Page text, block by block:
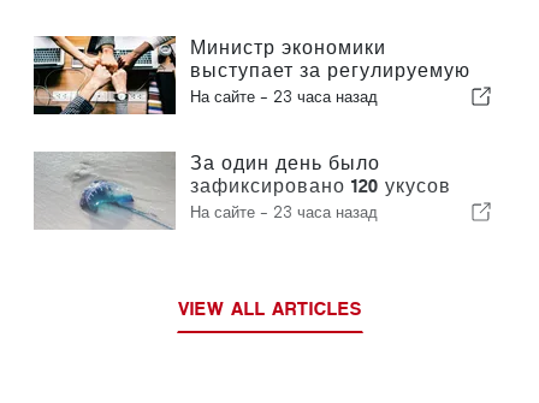
Министр экономики
выступает за регулируемую
интеграцию и гарантирует
На сайте - 23 часа назад
За один день было
зафиксировано 120 укусов
португальского кораблика
На сайте - 23 часа назад
VIEW ALL ARTICLES